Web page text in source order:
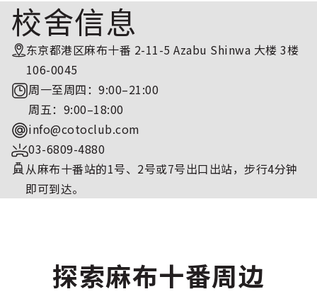
校舍信息
东京都港区麻布十番 2-11-5 Azabu Shinwa 大楼 3楼
106-0045
周一至周四：9:00–21:00
周五：9:00–18:00
info@cotoclub.com
03-6809-4880
从麻布十番站的1号、2号或7号出口出站，步行4分钟
即可到达。
探索麻布十番周边